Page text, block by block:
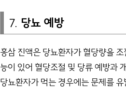
7. 당뇨 예방
홍삼 진액은 당뇨환자가 혈당량을
능이 있어 혈당조절 및 당류 예방과
당뇨환자가 먹는 경우에는 문제를